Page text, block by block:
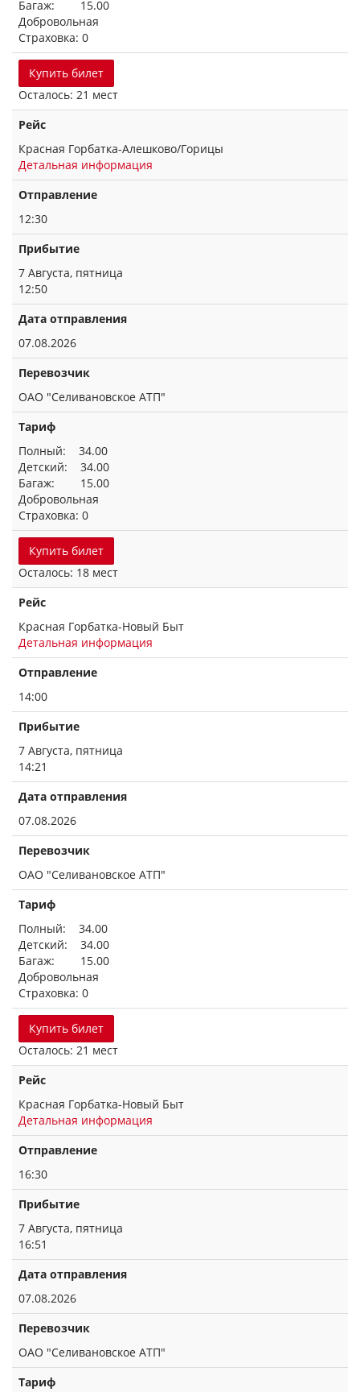
Багаж: 15.00
Добровольная
Страховка: 0
Купить билет
Осталось: 21 мест
Рейс
Красная Горбатка-Алешково/Горицы
Детальная информация
Отправление
12:30
Прибытие
7 Августа, пятница
12:50
Дата отправления
07.08.2026
Перевозчик
ОАО "Селивановское АТП"
Тариф
Полный: 34.00
Детский: 34.00
Багаж: 15.00
Добровольная
Страховка: 0
Купить билет
Осталось: 18 мест
Рейс
Красная Горбатка-Новый Быт
Детальная информация
Отправление
14:00
Прибытие
7 Августа, пятница
14:21
Дата отправления
07.08.2026
Перевозчик
ОАО "Селивановское АТП"
Тариф
Полный: 34.00
Детский: 34.00
Багаж: 15.00
Добровольная
Страховка: 0
Купить билет
Осталось: 21 мест
Рейс
Красная Горбатка-Новый Быт
Детальная информация
Отправление
16:30
Прибытие
7 Августа, пятница
16:51
Дата отправления
07.08.2026
Перевозчик
ОАО "Селивановское АТП"
Тариф